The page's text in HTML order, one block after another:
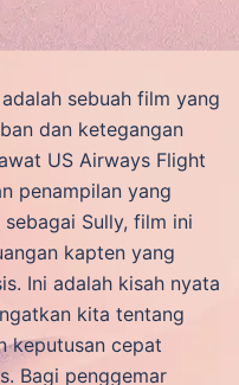
sebuah film yang
dan ketegangan
US Airways Flight
penampilan yang
Sully, film ini
kapten yang
Ini adalah kisah nyata
kita tentang
keputusan cepat
Bagi penggemar